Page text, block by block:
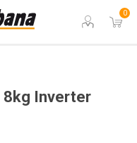
0
8kg Inverter